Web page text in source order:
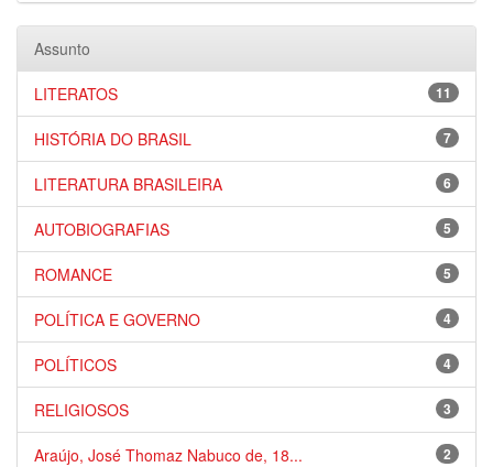
Assunto
11
LITERATOS
7
HISTÓRIA DO BRASIL
6
LITERATURA BRASILEIRA
5
AUTOBIOGRAFIAS
5
ROMANCE
4
POLÍTICA E GOVERNO
4
POLÍTICOS
3
RELIGIOSOS
2
Araújo, José Thomaz Nabuco de, 18...